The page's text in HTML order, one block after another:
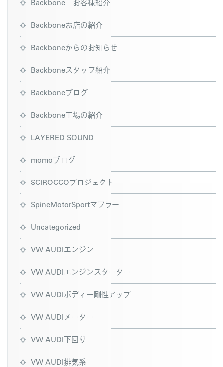
Backbone お客様紹介
Backboneお店の紹介
Backboneからのお知らせ
Backboneスタッフ紹介
Backboneブログ
Backbone工場の紹介
LAYERED SOUND
momoブログ
SCIROCCOプロジェクト
SpineMotorSportマフラー
Uncategorized
VW AUDIエンジン
VW AUDIエンジンスターター
VW AUDIボディー剛性アップ
VW AUDIメーター
VW AUDI下回り
VW AUDI排気系